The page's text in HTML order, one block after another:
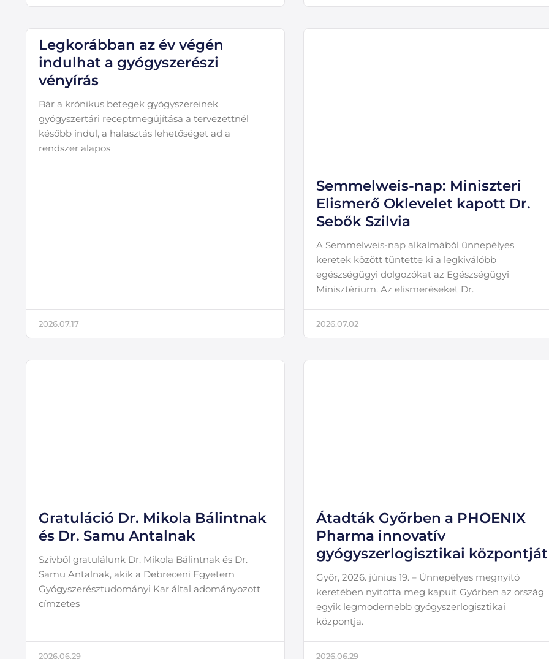
Legkorábban az év végén
indulhat a gyógyszerészi
vényírás
Bár a krónikus betegek gyógyszereinek
gyógyszertári receptmegújítása a tervezettnél
később indul, a halasztás lehetőséget ad a
rendszer alapos
2026.07.17
Semmelweis-nap: Miniszteri
Elismerő Oklevelet kapott Dr.
Sebők Szilvia
A Semmelweis-nap alkalmából ünnepélyes
keretek között tüntette ki a legkiválóbb
egészségügyi dolgozókat az Egészségügyi
Minisztérium. Az elismeréseket Dr.
2026.07.02
Gratuláció Dr. Mikola Bálintnak
és Dr. Samu Antalnak
Szívből gratulálunk Dr. Mikola Bálintnak és Dr.
Samu Antalnak, akik a Debreceni Egyetem
Gyógyszerésztudományi Kar által adományozott
címzetes
2026.06.29
Átadták Győrben a PHOENIX
Pharma innovatív
gyógyszerlogisztikai központját
Győr, 2026. június 19. – Ünnepélyes megnyitó
keretében nyitotta meg kapuit Győrben az ország
egyik legmodernebb gyógyszerlogisztikai
központja.
2026.06.29